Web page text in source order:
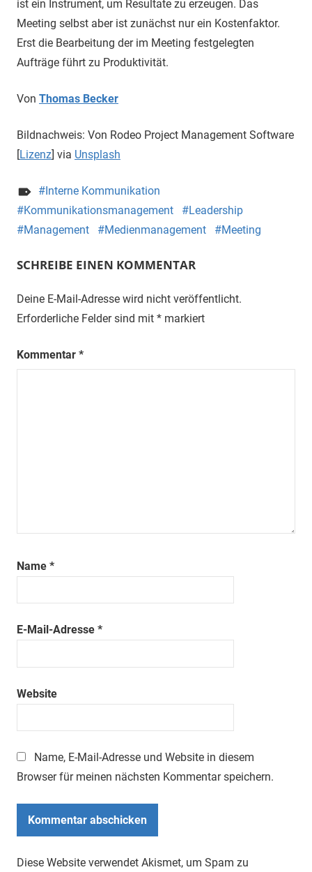
ist ein Instrument, um Resultate zu erzeugen. Das
Meeting selbst aber ist zunächst nur ein Kostenfaktor.
Erst die Bearbeitung der im Meeting festgelegten
Aufträge führt zu Produktivität.
Von Thomas Becker
Bildnachweis: Von Rodeo Project Management Software
[Lizenz] via Unsplash
Interne Kommunikation
Kommunikationsmanagement
Leadership
Management
Medienmanagement Meeting
SCHREIBE EINEN KOMMENTAR
Deine E-Mail-Adresse wird nicht veröffentlicht.
Erforderliche Felder sind mit * markiert
Kommentar *
Name *
E-Mail-Adresse *
Website
Name, E-Mail-Adresse und Website in diesem
Browser für meinen nächsten Kommentar speichern.
Diese Website verwendet Akismet, um Spam zu